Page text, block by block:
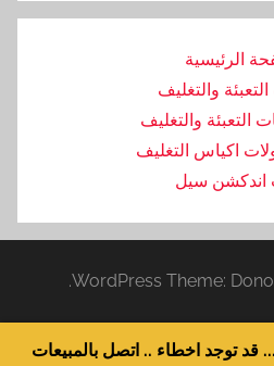
الرئيسية
والتغليف
التعبئة والتغليف
اكياس التغليف
اندكشن سيل
WordPress Theme: